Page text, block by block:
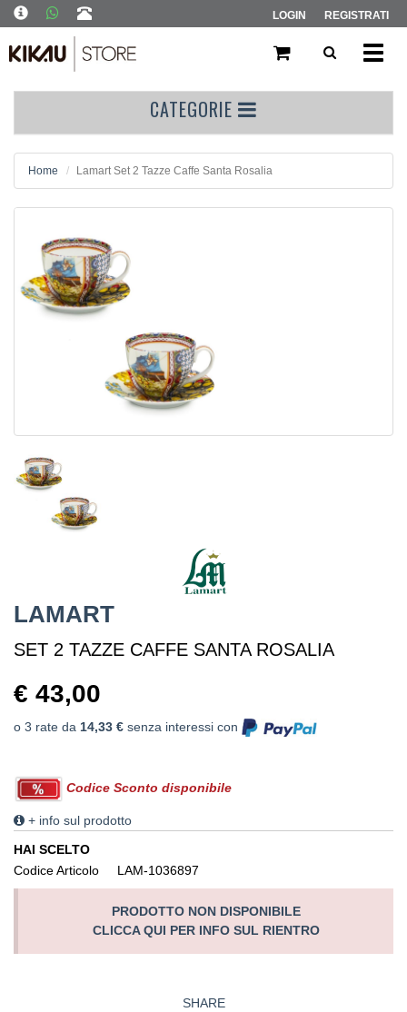
LOGIN REGISTRATI
CATEGORIE
Home Lamart Set 2 Tazze Caffe Santa Rosalia
LAMART
SET 2 TAZZE CAFFE SANTA ROSALIA
€ 43,00
o 3 rate da 14,33 € senza interessi con
Codice Sconto disponibile
+ info sul prodotto
HAI SCELTO
Codice Articolo
LAM-1036897
PRODOTTO NON DISPONIBILE
CLICCA QUI PER INFO SUL RIENTRO
SHARE